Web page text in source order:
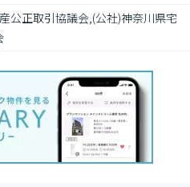
公正取引協議会,(公社)神奈川県宅